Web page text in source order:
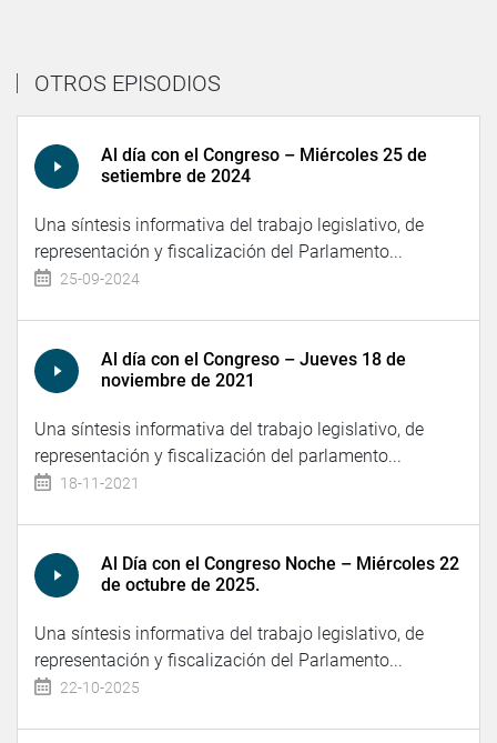
OTROS EPISODIOS
Al día con el Congreso – Miércoles 25 de
setiembre de 2024
Una síntesis informativa del trabajo legislativo, de
representación y fiscalización del Parlamento...
25-09-2024
Al día con el Congreso – Jueves 18 de
noviembre de 2021
Una síntesis informativa del trabajo legislativo, de
representación y fiscalización del parlamento...
18-11-2021
Al Día con el Congreso Noche – Miércoles 22
de octubre de 2025.
Una síntesis informativa del trabajo legislativo, de
representación y fiscalización del Parlamento...
22-10-2025